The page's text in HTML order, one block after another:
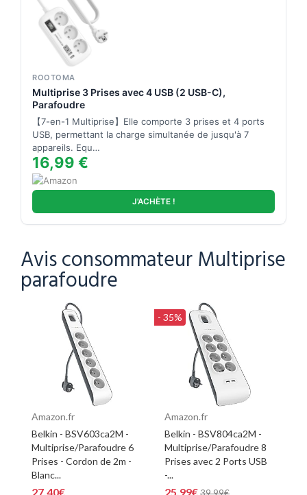
ROOTOMA
Multiprise 3 Prises avec 4 USB (2 USB-C),
Parafoudre
【7-en-1 Multiprise】Elle comporte 3 prises et 4 ports
USB, permettant la charge simultanée de jusqu'à 7
appareils. Equ…
16,99 €
J'ACHÈTE !
Avis consommateur Multiprise
parafoudre
Amazon.fr
Belkin - BSV603ca2M -
Multiprise/Parafoudre 6
Prises - Cordon de 2m -
Blanc...
27,40€
- 35%
Amazon.fr
Belkin - BSV804ca2M -
Multiprise/Parafoudre 8
Prises avec 2 Ports USB
-...
25,99€